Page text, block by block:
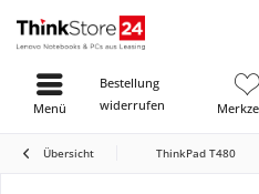
Bestellung
widerrufen
Menü
Übersicht ThinkPad T480